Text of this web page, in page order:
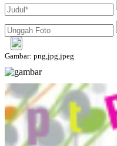
Gambar: png,jpg,jpeg